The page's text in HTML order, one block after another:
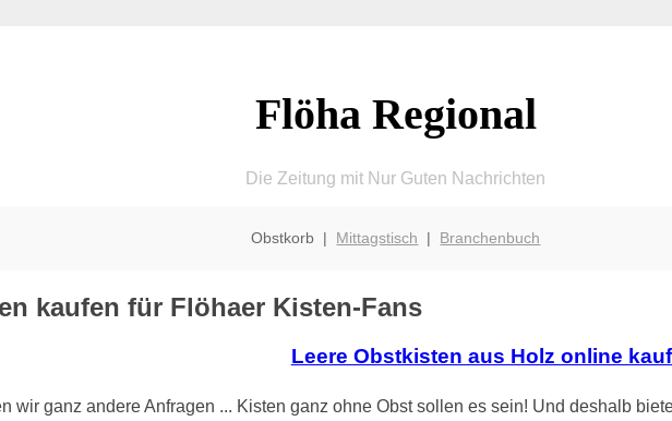
Flöha Regional
Die Zeitung mit Nur Guten Nachrichten
Obstkorb | Mittagstisch | Branchenbuch
kaufen für Flöhaer Kisten-Fans
Leere Obstkisten aus Holz online
wir ganz andere Anfragen ... Kisten ganz ohne Obst sollen es sein! Und deshalb